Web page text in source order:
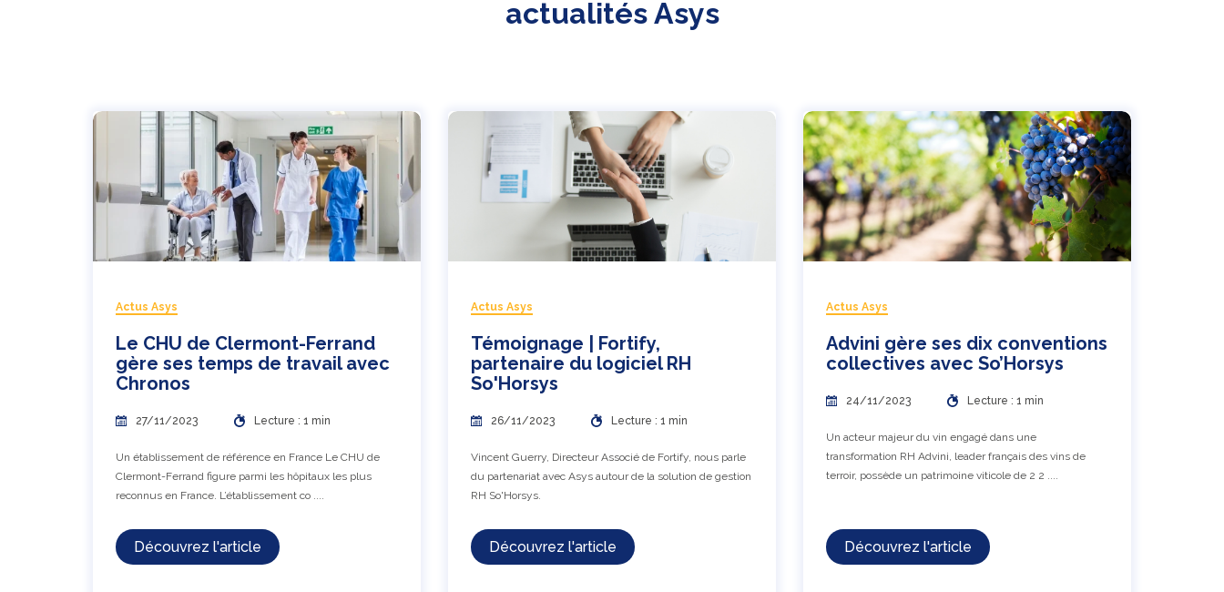
actualités Asys
Actus Asys
Le CHU de Clermont-Ferrand
gère ses temps de travail avec
Chronos
27/11/2023 Lecture : 1 min
Un établissement de référence en France Le CHU de
Clermont-Ferrand figure parmi les hôpitaux les plus
reconnus en France. L’établissement co ....
Découvrez l'article
Actus Asys
Témoignage | Fortify,
partenaire du logiciel RH
So'Horsys
26/11/2023 Lecture : 1 min
Vincent Guerry, Directeur Associé de Fortify, nous parle
du partenariat avec Asys autour de la solution de gestion
RH So'Horsys.
Découvrez l'article
Actus Asys
Advini gère ses dix conventions
collectives avec So’Horsys
24/11/2023 Lecture : 1 min
Un acteur majeur du vin engagé dans une
transformation RH Advini, leader français des vins de
terroir, possède un patrimoine viticole de 2 2 ....
Découvrez l'article